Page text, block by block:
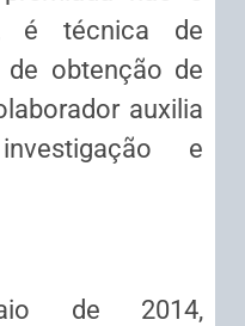
é técnica de
obtenção de
auxilia
e
de 2014,